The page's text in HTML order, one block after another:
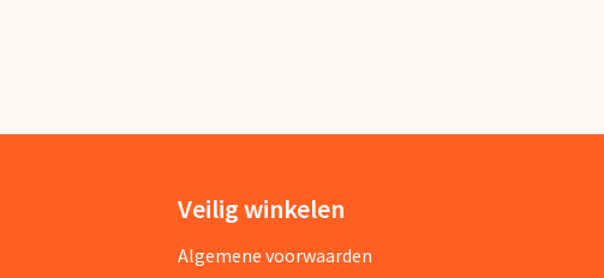
Veilig winkelen
Algemene voorwaarden